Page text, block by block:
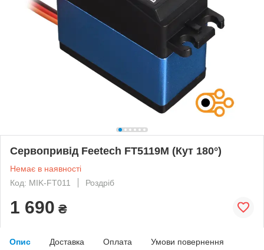
Сервопривід Feetech FT5119M (Кут 180°)
Немає в наявності
Код: MIK-FT011
Роздріб
1 690 ₴
Опис Доставка Оплата Умови повернення